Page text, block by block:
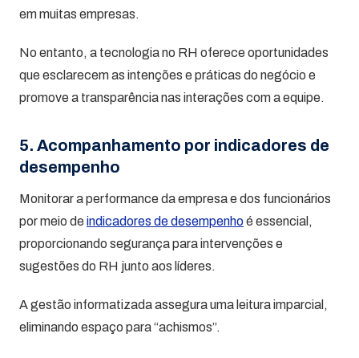
em muitas empresas.
No entanto, a tecnologia no RH oferece oportunidades
que esclarecem as intenções e práticas do negócio e
promove a transparência nas interações com a equipe.
5. Acompanhamento por indicadores de
desempenho
Monitorar a performance da empresa e dos funcionários
por meio deindicadores de desempenhoé essencial,
proporcionando segurança para intervenções e
sugestões do RH junto aos líderes.
A gestão informatizada assegura uma leitura imparcial,
eliminando espaço para “achismos”.